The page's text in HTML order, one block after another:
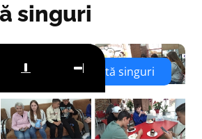
singuri
Niciodată singuri